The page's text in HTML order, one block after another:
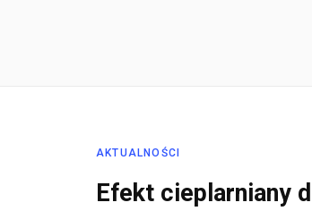
AKTUALNOŚCI
Efekt cieplarniany